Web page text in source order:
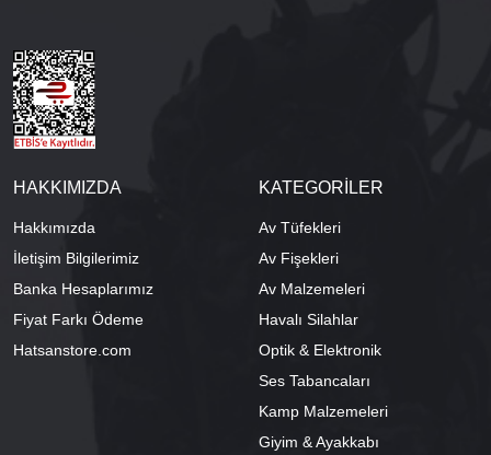
HAKKIMIZDA
Hakkımızda
İletişim Bilgilerimiz
Banka Hesaplarımız
Fiyat Farkı Ödeme
Hatsanstore.com
KATEGORİLER
Av Tüfekleri
Av Fişekleri
Av Malzemeleri
Havalı Silahlar
Optik & Elektronik
Ses Tabancaları
Kamp Malzemeleri
Giyim & Ayakkabı